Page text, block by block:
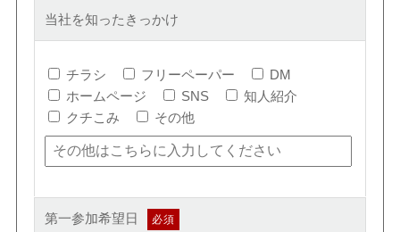
当社を知ったきっかけ
チラシ フリーペーパー
DM
ホームページ
SNS
知人紹介
クチこみ
その他
第一参加希望日